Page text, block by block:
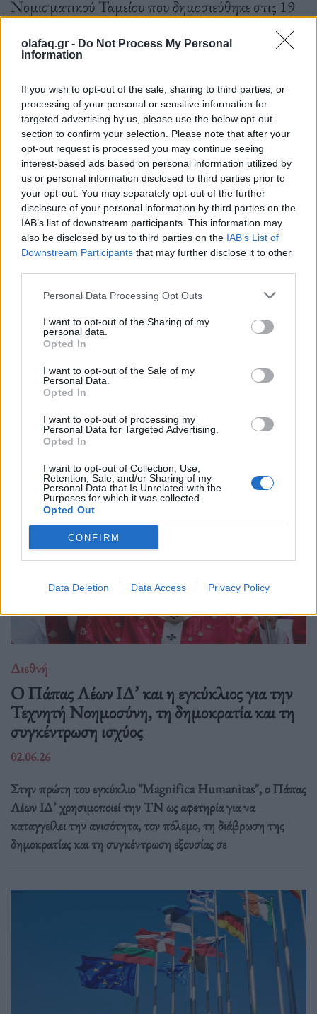
olafaq.gr - Do Not Process My Personal
Information
If you wish to opt-out of the sale, sharing to third parties, or
processing of your personal or sensitive information for
targeted advertising by us, please use the below opt-out
section to confirm your selection. Please note that after your
opt-out request is processed you may continue seeing
interest-based ads based on personal information utilized by
us or personal information disclosed to third parties prior to
your opt-out. You may separately opt-out of the further
disclosure of your personal information by third parties on the
IAB’s list of downstream participants. This information may
also be disclosed by us to third parties on the IAB’s List of
Downstream Participants that may further disclose it to other
Personal Data Processing Opt Outs
I want to opt-out of the Sharing of my
personal data.
Opted In
I want to opt-out of the Sale of my
Personal Data.
Opted In
I want to opt-out of processing my
Personal Data for Targeted Advertising.
Opted In
I want to opt-out of Collection, Use,
Retention, Sale, and/or Sharing of my
Personal Data that Is Unrelated with the
Purposes for which it was collected.
Opted Out
CONFIRM
Data Deletion Data Access Privacy Policy
Νομισματικού Ταμείου που δημοσιεύθηκε στις 19
Πηγή: ΑΠΕ-ΜΠΕ
Ακολουθήστε το OLAFAQ
στο Google News
Ετικέτες :Βρυξέλλες,Δασμοί
Ευρωπαϊκή
Διεθνή
Ο Πάπας Λέων ΙΔ’ και η εγκύκλιος για την
Τεχνητή Νοημοσύνη, τη δημοκρατία και τη
συγκέντρωση ισχύος
02.06.26
Στην πρώτη του εγκύκλιο "Magnifica Humanitas", ο Πάπας
Λέων ΙΔ’ χρησιμοποιεί την ΤΝ ως αφετηρία για να
καταγγείλει την ανισότητα, τον πόλεμο, τη διάβρωση της
δημοκρατίας και τη συγκέντρωση εξουσίας σε